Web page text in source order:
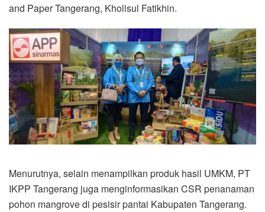
and Paper Tangerang, Kholisul Fatikhin.
Menurutnya, selain menampilkan produk hasil UMKM, PT
IKPP Tangerang juga menginformasikan CSR penanaman
pohon mangrove di pesisir pantai Kabupaten Tangerang.